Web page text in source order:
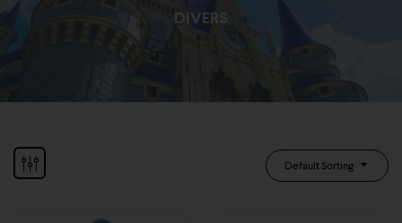
DIVERS
Default Sorting